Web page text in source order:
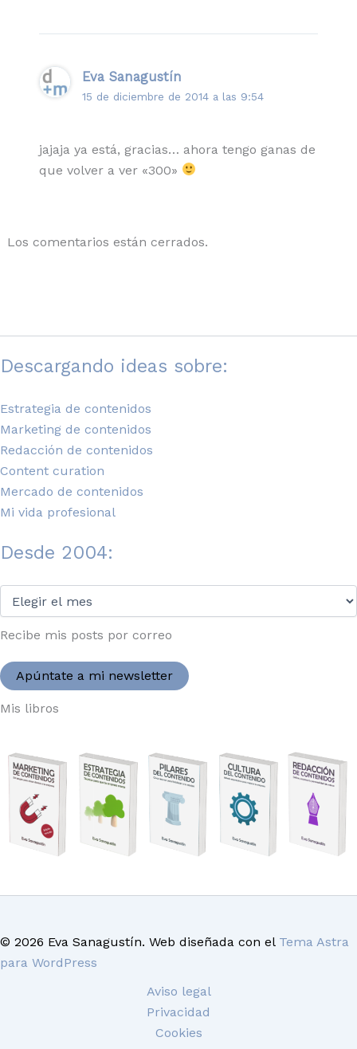
Eva Sanagustín
15 de diciembre de 2014 a las 9:54
jajaja ya está, gracias… ahora tengo ganas de
que volver a ver «300»
Los comentarios están cerrados.
Descargando ideas sobre:
Estrategia de contenidos
Marketing de contenidos
Redacción de contenidos
Content curation
Mercado de contenidos
Mi vida profesional
Desde 2004:
2004:
Recibe mis posts por correo
Apúntate a mi newsletter
Mis libros
© 2026 Eva Sanagustín. Web diseñada con el Tema Astra
para WordPress
Aviso legal
Privacidad
Cookies